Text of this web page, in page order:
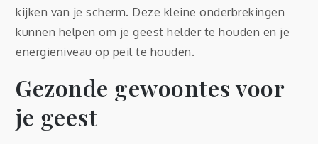
kijken van je scherm. Deze kleine onderbrekingen
kunnen helpen om je geest helder te houden en je
energieniveau op peil te houden.
Gezonde gewoontes voor
je geest